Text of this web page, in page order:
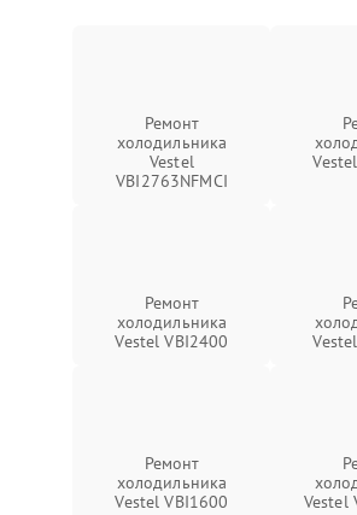
Ремонт
холодильника
Vestel
VBI2763NFMCI
Ремонт
холодильника
Vestel VBI2400
Ремонт
холодильника
Vestel VBI1600
Vestel